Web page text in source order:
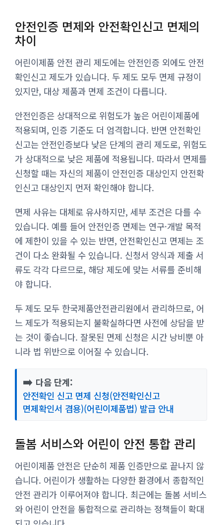
안전인증 면제와 안전확인신고 면제의
차이
어린이제품 안전 관리 제도에는 안전인증 외에도 안전
확인신고 제도가 있습니다. 두 제도 모두 면제 규정이
있지만, 대상 제품과 면제 조건이 다릅니다.
안전인증은 상대적으로 위험도가 높은 어린이제품에
적용되며, 인증 기준도 더 엄격합니다. 반면 안전확인
신고는 안전인증보다 낮은 단계의 관리 제도로, 위험도
가 상대적으로 낮은 제품에 적용됩니다. 따라서 면제를
신청할 때는 자신의 제품이 안전인증 대상인지 안전확
인신고 대상인지 먼저 확인해야 합니다.
면제 사유는 대체로 유사하지만, 세부 조건은 다를 수
있습니다. 예를 들어 안전인증 면제는 연구·개발 목적
에 제한이 있을 수 있는 반면, 안전확인신고 면제는 조
건이 다소 완화될 수 있습니다. 신청서 양식과 제출 서
류도 각각 다르므로, 해당 제도에 맞는 서류를 준비해
야 합니다.
두 제도 모두 한국제품안전관리원에서 관리하므로, 어
느 제도가 적용되는지 불확실하다면 사전에 상담을 받
는 것이 좋습니다. 잘못된 면제 신청은 시간 낭비뿐 아
니라 법 위반으로 이어질 수 있습니다.
➡️ 다음 단계:
안전확인 신고 면제 신청(안전확인신고
면제확인서 겸용)(어린이제품법) 발급 안내
돌봄 서비스와 어린이 안전 통합 관리
어린이제품 안전은 단순히 제품 인증만으로 끝나지 않
습니다. 어린이가 생활하는 다양한 환경에서 종합적인
안전 관리가 이루어져야 합니다. 최근에는 돌봄 서비스
와 어린이 안전을 통합적으로 관리하는 정책들이 확대